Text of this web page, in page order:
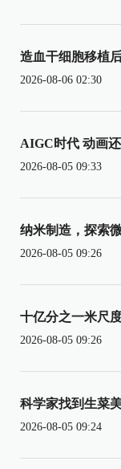
造血干细胞移植
2026-08-06 02:30
AIGC时代 动画
2026-08-05 09:33
纳米制造，探索
2026-08-05 09:26
十亿分之一米尺
2026-08-05 09:26
科学家找到生菜
2026-08-05 09:24